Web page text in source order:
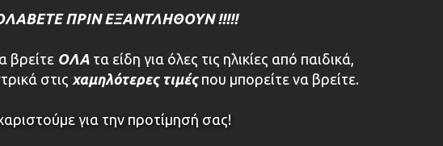
ΠΡΙΝ ΕΞΑΝΤΛΗΘΟΥΝ !!!!!
βρείτε ΟΛΑ τα είδη για όλες τις ηλικίες από παιδικά,
στις χαμηλότερες τιμέςπου μπορείτε να βρείτε.
για την προτίμησή σας!